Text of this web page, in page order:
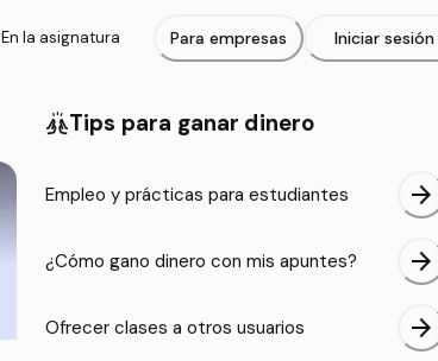
cheerTips para ganar dinero
Empleo y prácticas para estudiantes arrow_forward
¿Cómo gano dinero con mis apuntes? arrow_forward
Ofrecer clases a otros usuarios arrow_forward
En la asignatura Para empresas Iniciar sesión